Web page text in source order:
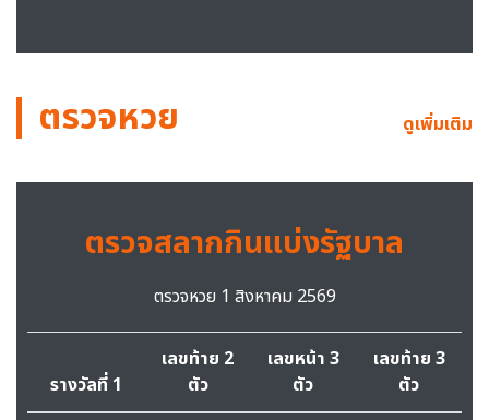
ตรวจหวย ดูเพิ่มเติม
ตรวจสลากกินแบ่งรัฐบาล
ตรวจหวย 1 สิงหาคม 2569
รางวัลที่ 1
เลขท้าย 2
ตัว
เลขหน้า 3
ตัว
เลขท้าย 3
ตัว